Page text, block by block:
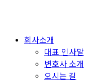
회사소개
대표 인사말
변호사 소개
오시는 길